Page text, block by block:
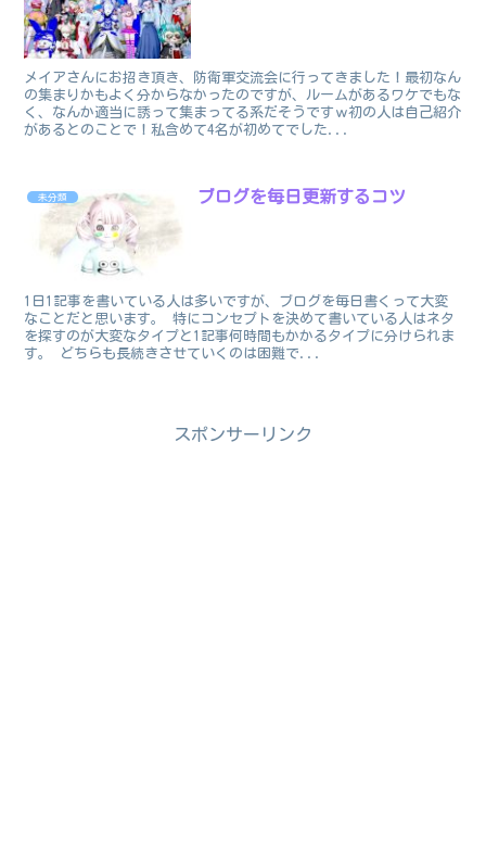
メイアさんにお招き頂き、防衛軍交流会に行ってきました！最初なん
の集まりかもよく分からなかったのですが、ルームがあるワケでもな
く、なんか適当に誘って集まってる系だそうですｗ初の人は自己紹介
があるとのことで！私含めて4名が初めてでした...
未分類 ブログを毎日更新するコツ
1日1記事を書いている人は多いですが、ブログを毎日書くって大変
なことだと思います。 特にコンセプトを決めて書いている人はネタ
を探すのが大変なタイプと1記事何時間もかかるタイプに分けられま
す。 どちらも長続きさせていくのは困難で...
スポンサーリンク